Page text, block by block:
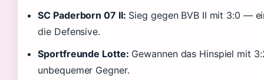
SC Paderborn 07 II: Sieg gegen BVB II mit 3:0 —
die Defensive.
Sportfreunde Lotte: Gewannen das Hinspiel mit
unbequemer Gegner.